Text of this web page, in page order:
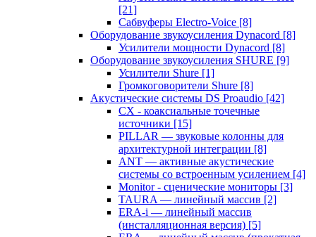
[21]
Сабвуферы Electro-Voice [8]
Оборудование звукоусиления Dynacord [8]
Усилители мощности Dynacord [8]
Оборудование звукоусиления SHURE [9]
Усилители Shure [1]
Громкоговорители Shure [8]
Акустические системы DS Proaudio [42]
CX - коаксиальные точечные
источники [15]
PILLAR — звуковые колонны для
архитектурной интеграции [8]
ANT — активные акустические
системы со встроенным усилением [4]
Monitor - сценические мониторы [3]
TAURA — линейный массив [2]
ERA-i — линейный массив
(инсталляционная версия) [5]